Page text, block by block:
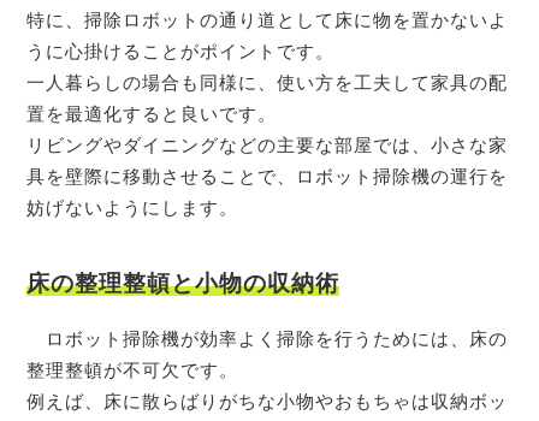
特に、掃除ロボットの通り道として床に物を置かないよ
うに心掛けることがポイントです。
一人暮らしの場合も同様に、使い方を工夫して家具の配
置を最適化すると良いです。
リビングやダイニングなどの主要な部屋では、小さな家
具を壁際に移動させることで、ロボット掃除機の運行を
妨げないようにします。
床の整理整頓と小物の収納術
ロボット掃除機が効率よく掃除を行うためには、床の
整理整頓が不可欠です。
例えば、床に散らばりがちな小物やおもちゃは収納ボッ